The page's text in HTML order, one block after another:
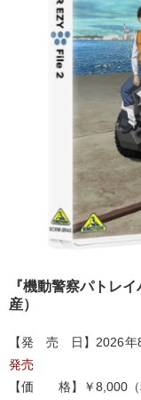
『機動警察パトレ
産）
【発 売 日】2026年
発売
【価 格】￥8,000（